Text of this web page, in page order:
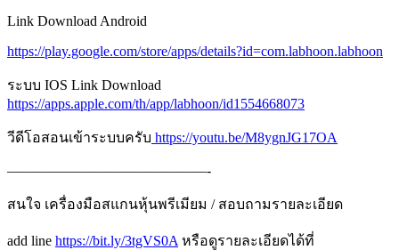
Link Download Android
https://play.google.com/store/apps/details?id=com.labhoon.labhoon
ระบบ IOS Link Download
https://apps.apple.com/th/app/labhoon/id1554668073
วีดีโอสอนเข้าระบบครับ https://youtu.be/M8ygnJG17OA
——————————————-
สนใจ เครื่องมือสแกนหุ้นพรีเมียม / สอบถามรายละเอียด
add line https://bit.ly/3tgVS0A หรือดูรายละเอียดได้ที่